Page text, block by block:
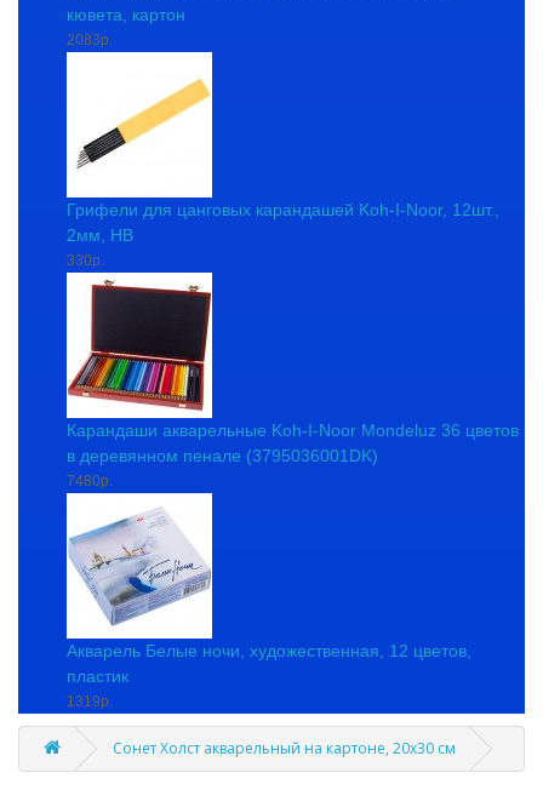
кювета, картон
2083р.
Грифели для цанговых карандашей Koh-I-Noor, 12шт.,
2мм, HB
330р.
Карандаши акварельные Koh-I-Noor Mondeluz 36 цветов
в деревянном пенале (3795036001DK)
7480р.
Акварель Белые ночи, художественная, 12 цветов,
пластик
1319р.
Сонет Холст акварельный на картоне, 20x30 см